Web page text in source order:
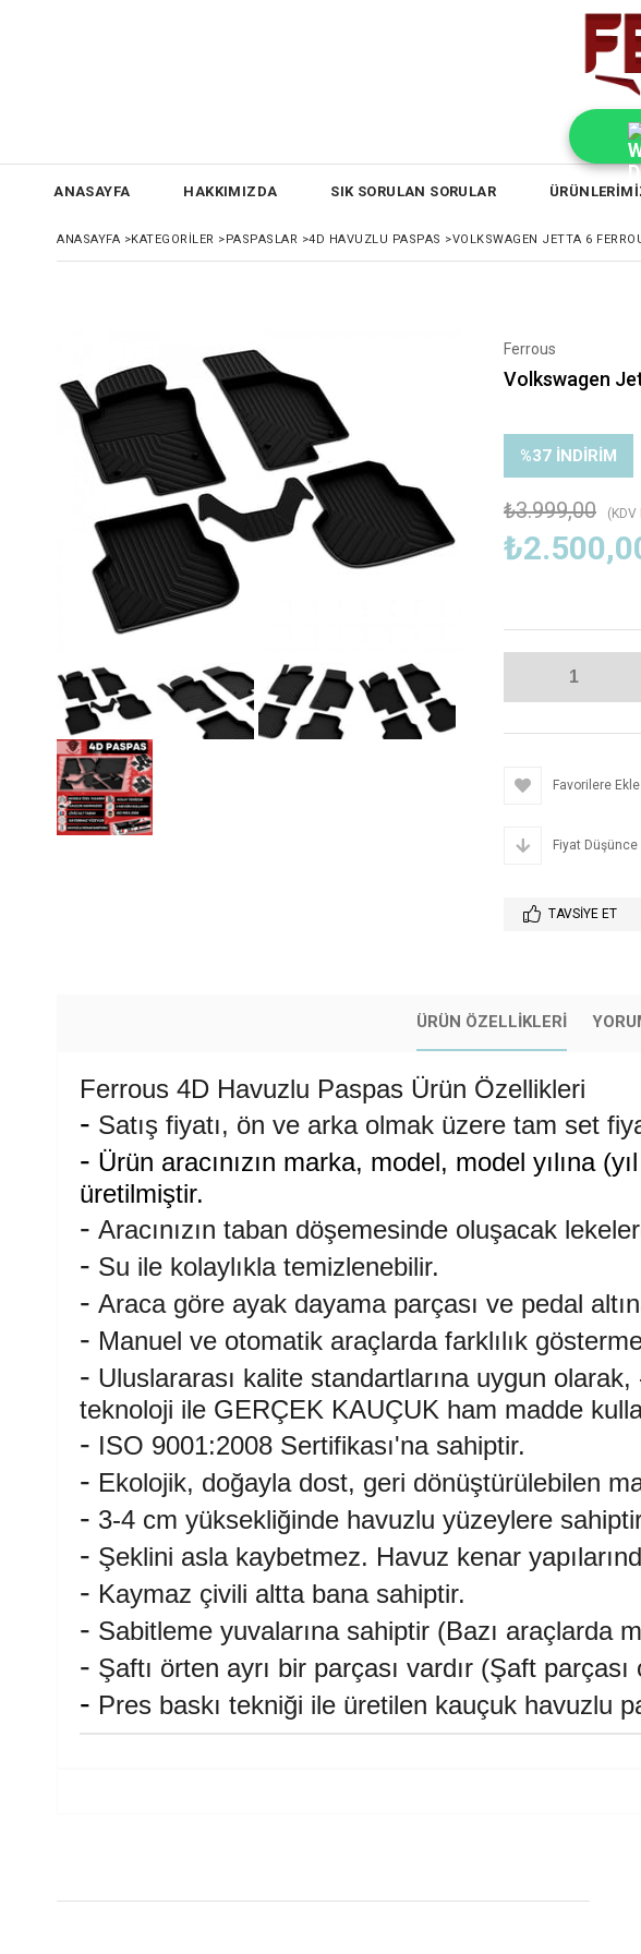
ANASAYFA HAKKIMIZDA SIK SORULAN SORULAR
ANASAYFA >KATEGORİLER >PASPASLAR >4D HAVUZLU PASPAS >VOLKSWAGEN JETTA 6
Ferrous
Volkswagen
%37 İNDIRIM
₺3.999,00 (KDV
Favorilere Ekle
Fiyat Düşünce
TAVSIYE ET
ÜRÜN ÖZELLIKLERI
Ferrous 4D Havuzlu Paspas Ürün Özellikleri
- Satış fiyatı, ön ve arka olmak üzere tam set
- Ürün aracınızın marka, model, model yılına
üretilmiştir.
- Aracınızın taban döşemesinde oluşacak
- Su ile kolaylıkla temizlenebilir.
- Araca göre ayak dayama parçası ve pedal
- Manuel ve otomatik araçlarda farklılık
- Uluslararası kalite standartlarına uygun
teknoloji ile GERÇEK KAUÇUK ham madde
- ISO 9001:2008 Sertifikası'na sahiptir.
- Ekolojik, doğayla dost, geri dönüştürülebilen
- 3-4 cm yüksekliğinde havuzlu yüzeylere
- Şeklini asla kaybetmez. Havuz kenar
- Kaymaz çivili altta bana sahiptir.
- Sabitleme yuvalarına sahiptir (Bazı araçlarda
- Şaftı örten ayrı bir parçası vardır (Şaft
- Pres baskı tekniği ile üretilen kauçuk havuzlu